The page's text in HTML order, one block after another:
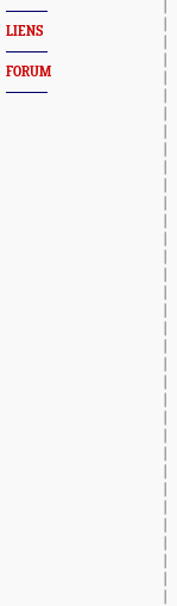
LIENS
FORUM